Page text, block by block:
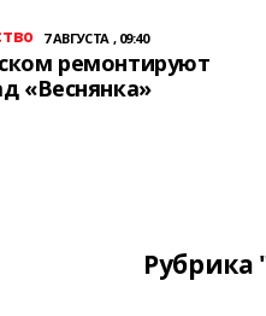
7 АВГУСТА , 09:40
ремонтируют
«Веснянка»